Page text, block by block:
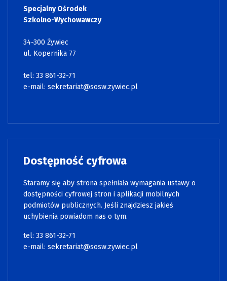
Specjalny Ośrodek
Szkolno-Wychowawczy
34-300 Żywiec
ul. Kopernika 77
tel: 33 861-32-71
e-mail: sekretariat@sosw.zywiec.pl
Dostępność cyfrowa
Staramy się aby strona spełniała wymagania ustawy o
dostępności cyfrowej stron i aplikacji mobilnych
podmiotów publicznych. Jeśli znajdziesz jakieś
uchybienia powiadom nas o tym.
tel: 33 861-32-71
e-mail: sekretariat@sosw.zywiec.pl